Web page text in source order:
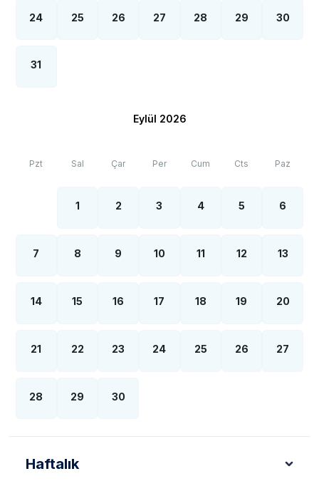
24 25 26 27 28 29 30
31
Eylül 2026
Pzt Sal Çar Per Cum Cts Paz
1 2 3 4 5 6
7 8 9 10 11 12 13
14 15 16 17 18 19 20
21 22 23 24 25 26 27
28 29 30
Haftalık